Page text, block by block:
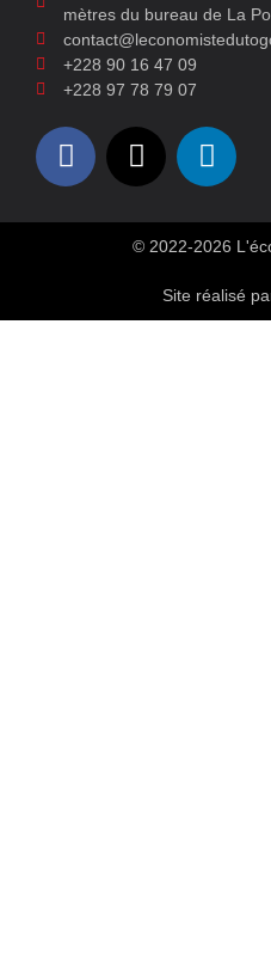
mètres du bureau de La
+228 90 16 47 09
+228 97 78 79 07
© 2022-2026
Site réalisé